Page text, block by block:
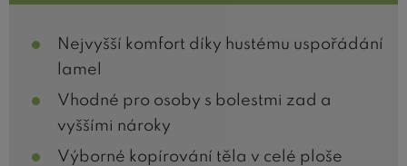
Nejvyšší komfort díky hustému uspořádání
lamel
Vhodné pro osoby s bolestmi zad a
vyššími nároky
Výborné kopírování těla v celé ploše